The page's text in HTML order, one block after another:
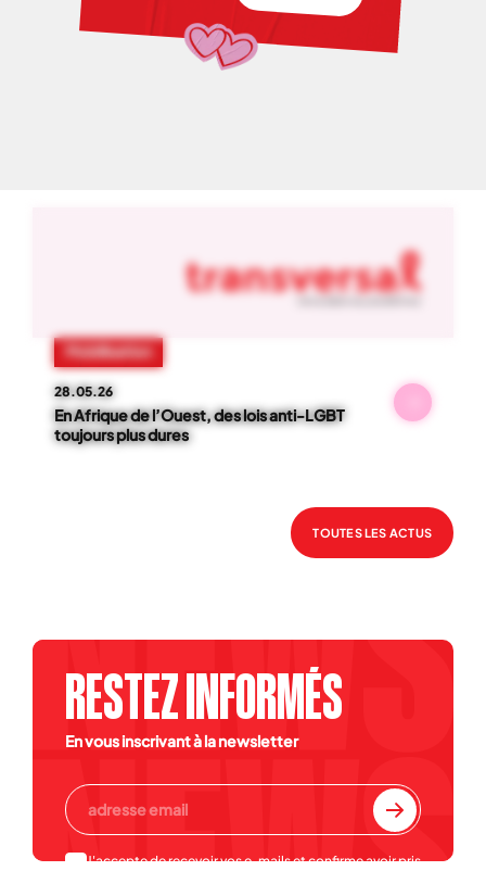
NOS ACTUS
Mobilisation
28.05.26
En Afrique de l’Ouest, des lois anti-LGBT
toujours plus dures
TOUTES LES ACTUS
RESTEZ INFORMÉS
En vous inscrivant à la newsletter
J'accepte de recevoir vos e-mails et confirme avoir pris